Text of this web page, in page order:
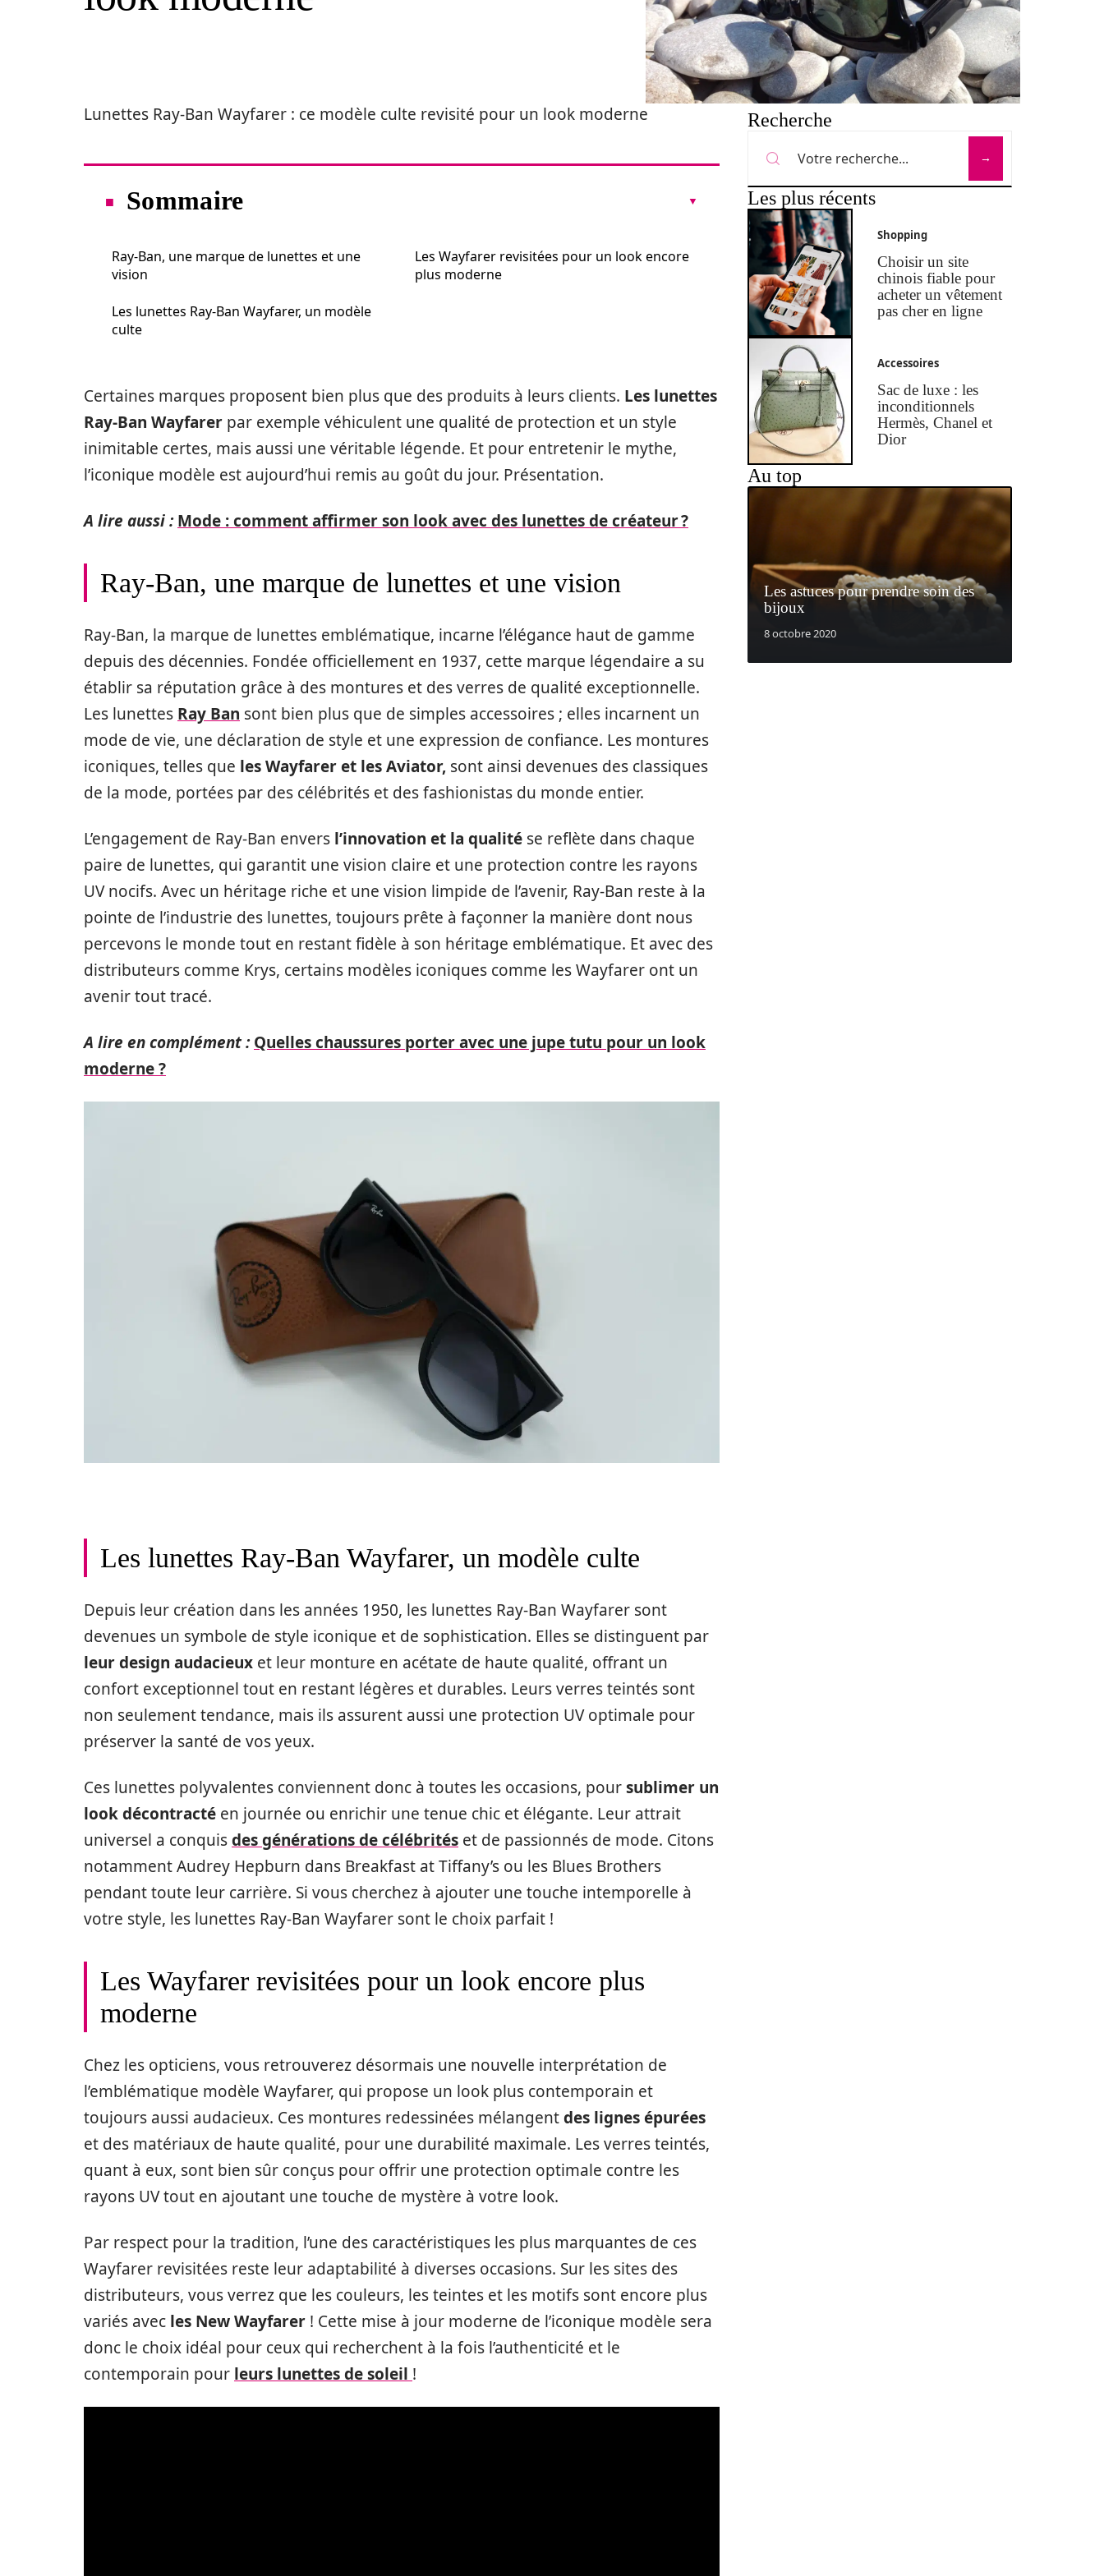
Lunettes Ray-Ban Wayfarer : ce modèle culte revisité pour un look moderne
Sommaire
Ray-Ban, une marque de lunettes et une
vision
Les lunettes Ray-Ban Wayfarer, un modèle
culte
Les Wayfarer revisitées pour un look encore
plus moderne
Certaines marques proposent bien plus que des produits à leurs clients. Les lunettes
Ray-Ban Wayfarer par exemple véhiculent une qualité de protection et un style
inimitable certes, mais aussi une véritable légende. Et pour entretenir le mythe,
l’iconique modèle est aujourd’hui remis au goût du jour. Présentation.
A lire aussi : Mode : comment affirmer son look avec des lunettes de créateur ?
Ray-Ban, une marque de lunettes et une vision
Ray-Ban, la marque de lunettes emblématique, incarne l’élégance haut de gamme
depuis des décennies. Fondée officiellement en 1937, cette marque légendaire a su
établir sa réputation grâce à des montures et des verres de qualité exceptionnelle.
Les lunettes Ray Ban sont bien plus que de simples accessoires ; elles incarnent un
mode de vie, une déclaration de style et une expression de confiance. Les montures
iconiques, telles que les Wayfarer et les Aviator, sont ainsi devenues des classiques
de la mode, portées par des célébrités et des fashionistas du monde entier.
L’engagement de Ray-Ban envers l’innovation et la qualité se reflète dans chaque
paire de lunettes, qui garantit une vision claire et une protection contre les rayons
UV nocifs. Avec un héritage riche et une vision limpide de l’avenir, Ray-Ban reste à la
pointe de l’industrie des lunettes, toujours prête à façonner la manière dont nous
percevons le monde tout en restant fidèle à son héritage emblématique. Et avec des
distributeurs comme Krys, certains modèles iconiques comme les Wayfarer ont un
avenir tout tracé.
A lire en complément : Quelles chaussures porter avec une jupe tutu pour un look
moderne ?
Les lunettes Ray-Ban Wayfarer, un modèle culte
Depuis leur création dans les années 1950, les lunettes Ray-Ban Wayfarer sont
devenues un symbole de style iconique et de sophistication. Elles se distinguent par
leur design audacieux et leur monture en acétate de haute qualité, offrant un
confort exceptionnel tout en restant légères et durables. Leurs verres teintés sont
non seulement tendance, mais ils assurent aussi une protection UV optimale pour
préserver la santé de vos yeux.
Ces lunettes polyvalentes conviennent donc à toutes les occasions, poursublimer un
look décontracté en journée ou enrichir une tenue chic et élégante. Leur attrait
universel a conquisdes générations de célébrités et de passionnés de mode. Citons
notamment Audrey Hepburn dans Breakfast at Tiffany’s ou les Blues Brothers
pendant toute leur carrière. Si vous cherchez à ajouter une touche intemporelle à
votre style, les lunettes Ray-Ban Wayfarer sont le choix parfait !
Les Wayfarer revisitées pour un look encore plus
moderne
Chez les opticiens, vous retrouverez désormais une nouvelle interprétation de
l’emblématique modèle Wayfarer, qui propose un look plus contemporain et
toujours aussi audacieux. Ces montures redessinées mélangentdes lignes épurées
et des matériaux de haute qualité, pour une durabilité maximale. Les verres teintés,
quant à eux, sont bien sûr conçus pour offrir une protection optimale contre les
rayons UV tout en ajoutant une touche de mystère à votre look.
Par respect pour la tradition, l’une des caractéristiques les plus marquantes de ces
Wayfarer revisitées reste leur adaptabilité à diverses occasions. Sur les sites des
distributeurs, vous verrez que les couleurs, les teintes et les motifs sont encore plus
variés avec les New Wayfarer ! Cette mise à jour moderne de l’iconique modèle sera
donc le choix idéal pour ceux qui recherchent à la fois l’authenticité et le
contemporain pour leurs lunettes de soleil !
Recherche
Les plus récents
Shopping
Choisir un site
chinois fiable pour
acheter un vêtement
pas cher en ligne
Accessoires
Sac de luxe : les
inconditionnels
Hermès, Chanel et
Dior
Au top
Les astuces pour prendre soin des
bijoux
8 octobre 2020